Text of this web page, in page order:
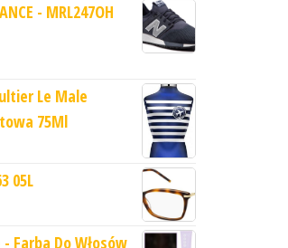
- MRL247OH
Le Male
75Ml
05L
Farba Do Włosów